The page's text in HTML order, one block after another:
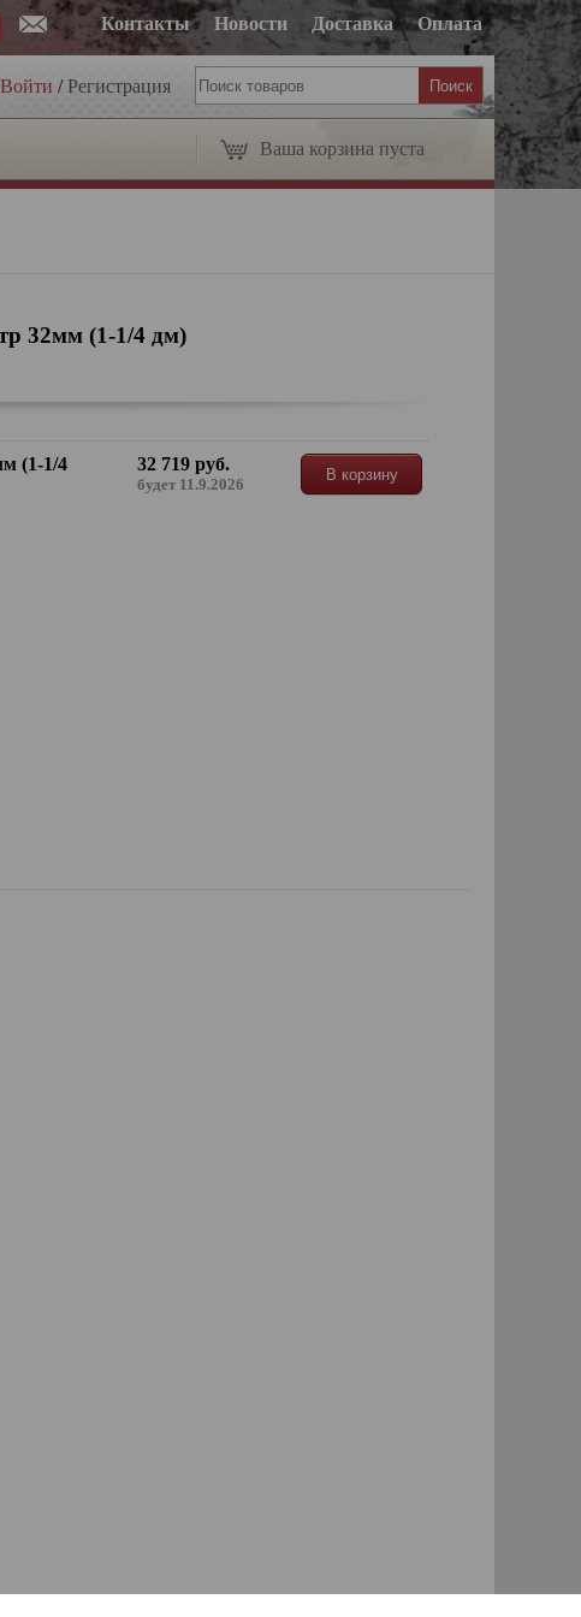
Оплата
Доставка
Новости
Контакты
Войти /Регистрация
Ваша корзина пуста
32мм (1-1/4 дм)
(1-1/4
32 719 руб.
будет 11.9.2026
В корзину